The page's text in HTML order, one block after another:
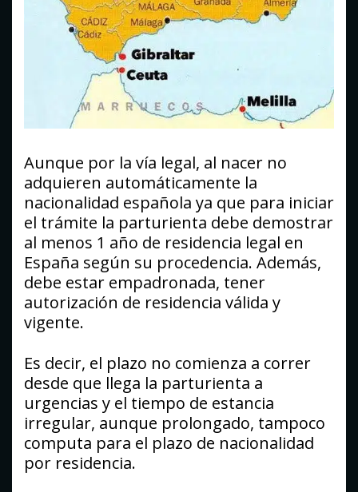
Aunque por la vía legal, al nacer no
adquieren automáticamente la
nacionalidad española ya que para iniciar
el trámite la parturienta debe demostrar
al menos 1 año de residencia legal en
España según su procedencia. Además,
debe estar empadronada, tener
autorización de residencia válida y
vigente.
Es decir, el plazo no comienza a correr
desde que llega la parturienta a
urgencias y el tiempo de estancia
irregular, aunque prolongado, tampoco
computa para el plazo de nacionalidad
por residencia.